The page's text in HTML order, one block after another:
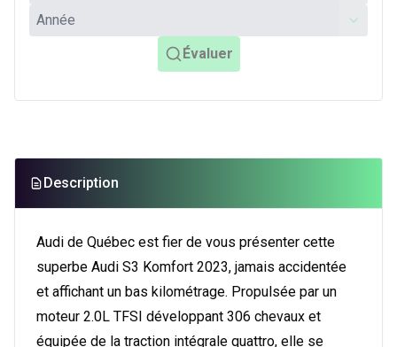
Évaluer
Description
Audi de Québec est fier de vous présenter cette
superbe Audi S3 Komfort 2023, jamais accidentée
et affichant un bas kilométrage. Propulsée par un
moteur 2.0L TFSI développant 306 chevaux et
équipée de la traction intégrale quattro, elle se